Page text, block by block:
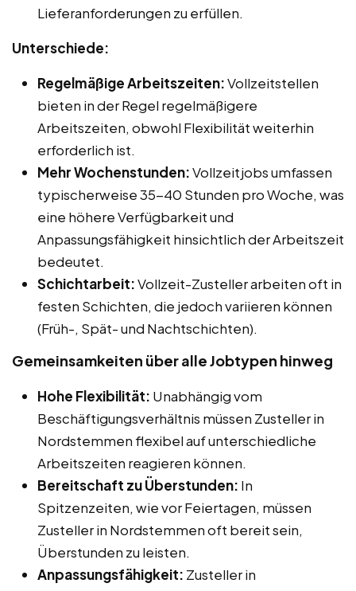
Lieferanforderungen zu erfüllen.
Unterschiede:
Regelmäßige Arbeitszeiten:Vollzeitstellen
bieten in der Regel regelmäßigere
Arbeitszeiten, obwohl Flexibilität weiterhin
erforderlich ist.
Mehr Wochenstunden:Vollzeitjobs umfassen
typischerweise 35-40 Stunden pro Woche, was
eine höhere Verfügbarkeit und
Anpassungsfähigkeit hinsichtlich der Arbeitszeit
bedeutet.
Schichtarbeit:Vollzeit-Zusteller arbeiten oft in
festen Schichten, die jedoch variieren können
(Früh-, Spät- und Nachtschichten).
Gemeinsamkeiten über alle Jobtypen hinweg
Hohe Flexibilität: Unabhängig vom
Beschäftigungsverhältnis müssen Zusteller in
Nordstemmen flexibel auf unterschiedliche
Arbeitszeiten reagieren können.
Bereitschaft zu Überstunden: In
Spitzenzeiten, wie vor Feiertagen, müssen
Zusteller in Nordstemmen oft bereit sein,
Überstunden zu leisten.
Anpassungsfähigkeit: Zusteller in